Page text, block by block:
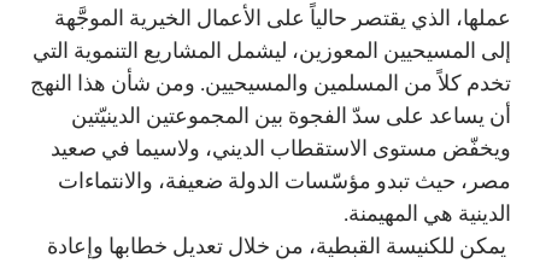
عملها، الذي يقتصر حالياً على الأعمال الخيرية الموجَّهة
إلى المسيحيين المعوزين، ليشمل المشاريع التنموية التي
تخدم كلاً من المسلمين والمسيحيين. ومن شأن هذا النهج
أن يساعد على سدّ الفجوة بين المجموعتين الدينيّتين
ويخفّض مستوى الاستقطاب الديني، ولاسيما في صعيد
مصر، حيث تبدو مؤسّسات الدولة ضعيفة، والانتماءات
الدينية هي المهيمنة.
يمكن للكنيسة القبطية، من خلال تعديل خطابها وإعادة